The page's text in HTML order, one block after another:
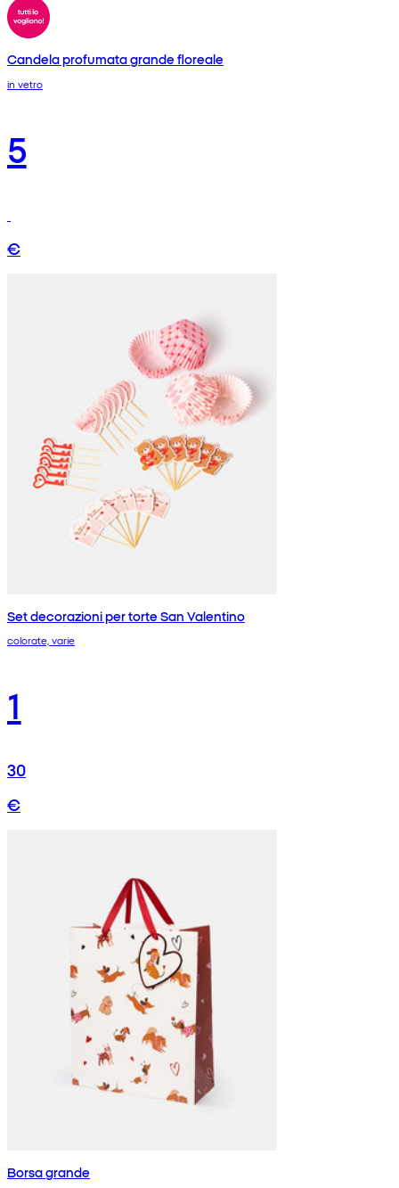
Candela profumata grande floreale
in vetro
5
€
Set decorazioni per torte San Valentino
colorate, varie
1
30
€
Borsa grande